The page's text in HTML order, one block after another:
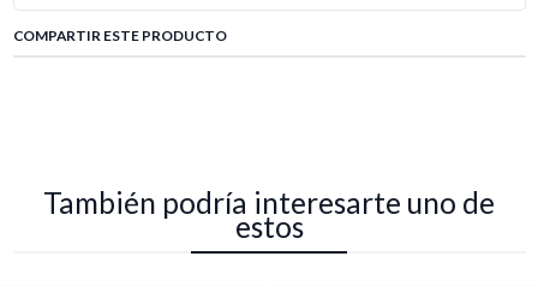
COMPARTIR ESTE PRODUCTO
También podría interesarte uno de
estos